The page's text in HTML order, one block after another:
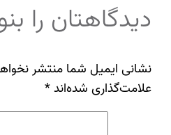
دیدگاهتان را
نشانی ایمیل شما منتشر
علامت‌گذاری شده‌اند*